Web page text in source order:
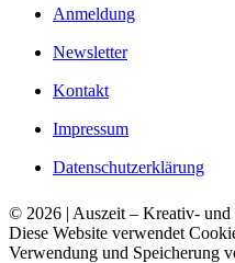
Anmeldung
Newsletter
Kontakt
Impressum
Datenschutzerklärung
© 2026 | Auszeit – Kreativ- und
Diese Website verwendet
Verwendung und Speicherung